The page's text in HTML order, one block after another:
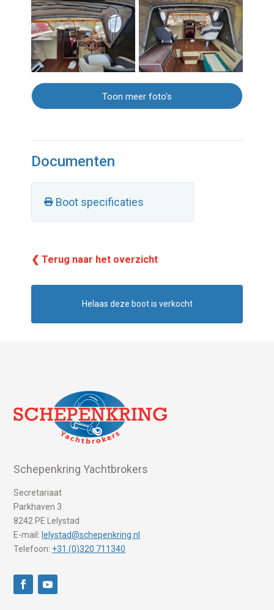
Toon meer foto's
Documenten
Boot specificaties
❮ Terug naar het overzicht
Helaas deze boot is verkocht
Schepenkring Yachtbrokers
Secretariaat
Parkhaven 3
8242 PE Lelystad
E-mail: lelystad@schepenkring.nl
Telefoon: +31 (0)320 711340